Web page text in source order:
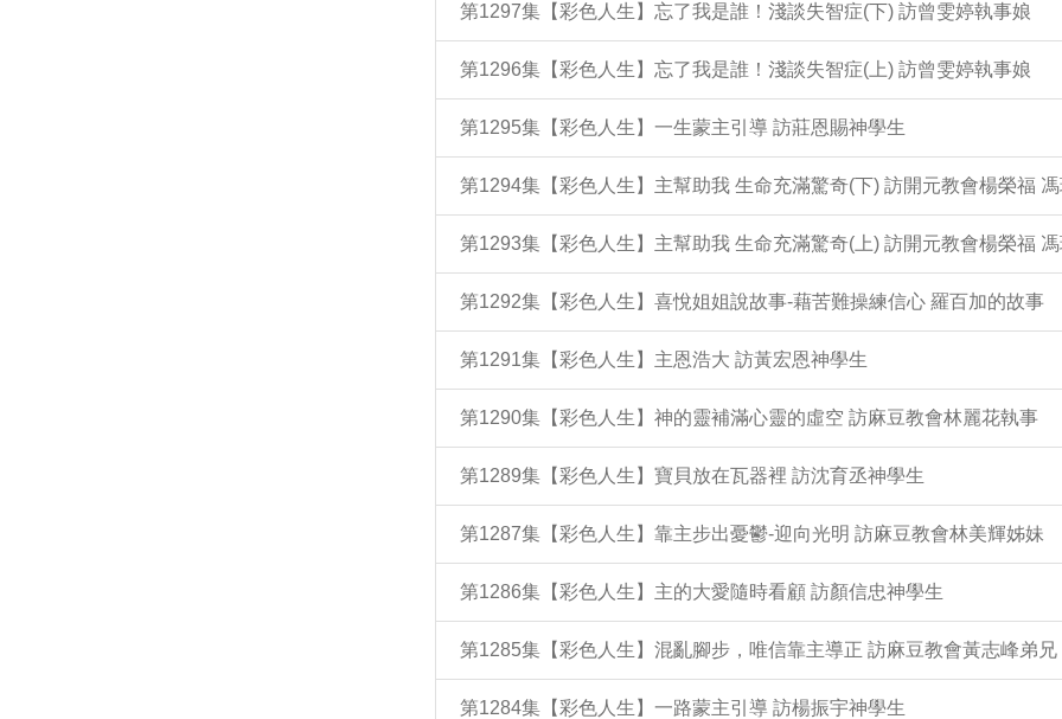
第1297集【彩色人生】忘了我是誰！淺談失智症(下) 訪曾雯婷執事娘
第1296集【彩色人生】忘了我是誰！淺談失智症(上) 訪曾雯婷執事娘
第1295集【彩色人生】一生蒙主引導 訪莊恩賜神學生
第1294集【彩色人生】主幫助我 生命充滿驚奇(下) 訪開元教會楊榮福
第1293集【彩色人生】主幫助我 生命充滿驚奇(上) 訪開元教會楊榮福
第1292集【彩色人生】喜悅姐姐說故事-藉苦難操練信心 羅百加的故事
第1291集【彩色人生】主恩浩大 訪黃宏恩神學生
第1290集【彩色人生】神的靈補滿心靈的虛空 訪麻豆教會林麗花執事
第1289集【彩色人生】寶貝放在瓦器裡 訪沈育丞神學生
第1287集【彩色人生】靠主步出憂鬱-迎向光明 訪麻豆教會林美輝姊妹
第1286集【彩色人生】主的大愛隨時看顧 訪顏信忠神學生
第1285集【彩色人生】混亂腳步，唯信靠主導正 訪麻豆教會黃志峰弟兄
第1284集【彩色人生】一路蒙主引導 訪楊振宇神學生